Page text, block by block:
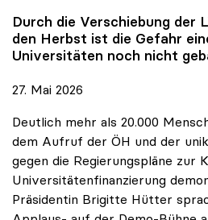
Durch die Verschiebung der
den Herbst ist die Gefahr
Universitäten noch nicht
27. Mai 2026
Deutlich mehr als 20.000
dem Aufruf der ÖH und der
gegen die Regierungspläne zur
Universitätenfinanzierung
Präsidentin Brigitte Hütter